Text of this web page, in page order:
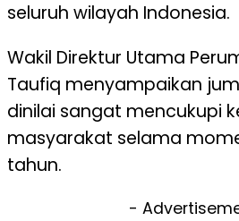
seluruh wilayah Indonesia.
Wakil Direktur Utama
Taufiq menyampaikan
dinilai sangat mencukupi
masyarakat selama
tahun.
-